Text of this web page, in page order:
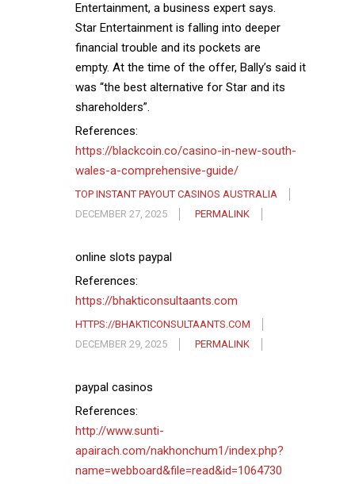
Entertainment, a business expert says.
Star Entertainment is falling into deeper
financial trouble and its pockets are
empty. At the time of the offer, Bally’s said it
was “the best alternative for Star and its
shareholders”.
References:
https://blackcoin.co/casino-in-new-south-
wales-a-comprehensive-guide/
TOP INSTANT PAYOUT CASINOS AUSTRALIA
DECEMBER 27, 2025
PERMALINK
online slots paypal
References:
https://bhakticonsultaants.com
HTTPS://BHAKTICONSULTAANTS.COM
DECEMBER 29, 2025
PERMALINK
paypal casinos
References:
http://www.sunti-
apairach.com/nakhonchum1/index.php?
name=webboard&file=read&id=1064730